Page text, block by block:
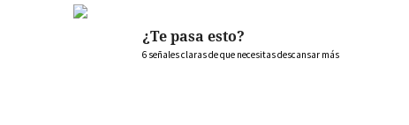
¿Te pasa esto?
6 señales claras de que necesitas descansar más